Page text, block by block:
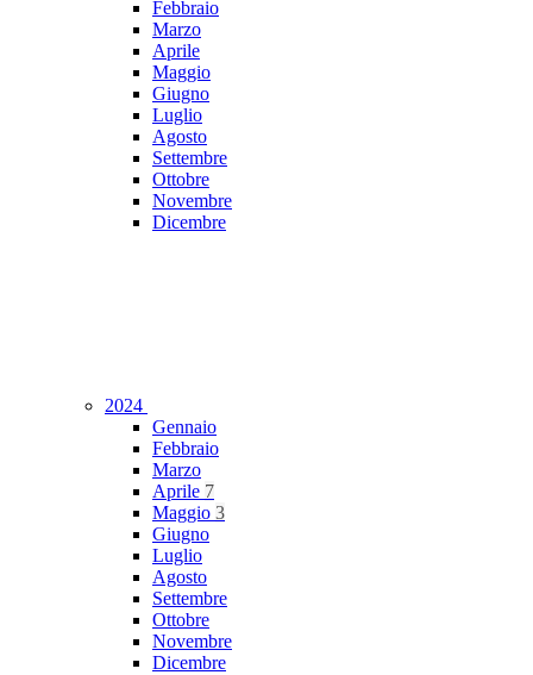
Febbraio
Marzo
Aprile
Maggio
Giugno
Luglio
Agosto
Settembre
Ottobre
Novembre
Dicembre
2024
Gennaio
Febbraio
Marzo
Aprile 7
Maggio 3
Giugno
Luglio
Agosto
Settembre
Ottobre
Novembre
Dicembre